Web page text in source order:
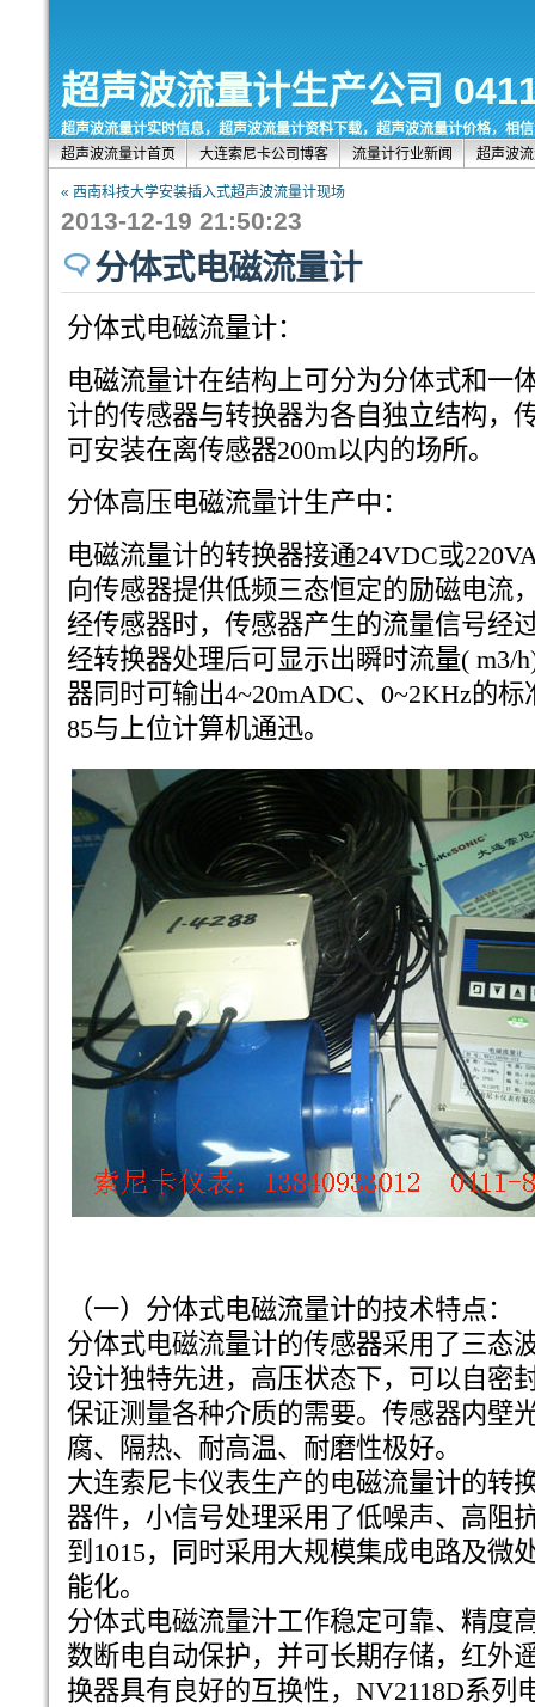
超声波流量计生产公司
超声波流量计实时信息，超声波流量计资料下载，超声波流量计价格，相
超声波流量计首页
大连索尼卡公司博客 流量计行业新闻 超声波
« 西南科技大学安装插入式超声波流量计现场
2013-12-19 21:50:23
分体式电磁流量计
分体式电磁流量计：
电磁流量计在结构上可分为分体式和一
计的传感器与转换器为各自独立结构，
可安装在离传感器200m以内的场所。
分体高压电磁流量计生产中：
电磁流量计的转换器接通24VDC或
向传感器提供低频三态恒定的励磁电流
经传感器时，传感器产生的流量信号经
经转换器处理后可显示出瞬时流量( m3/
器同时可输出4~20mADC、0~2KHz的
85与上位计算机通迅。
（一）分体式电磁流量计的技术特点：
分体式电磁流量计的传感器采用了三态
设计独特先进，高压状态下，可以自密
保证测量各种介质的需要。传感器内壁
腐、隔热、耐高温、耐磨性极好。
大连索尼卡仪表生产的电磁流量计的转
器件，小信号处理采用了低噪声、高阻
到1015，同时采用大规模集成电路及微
能化。
分体式电磁流量汁工作稳定可靠、精度
数断电自动保护，并可长期存储，红外
换器具有良好的互换性，NV2118D系列